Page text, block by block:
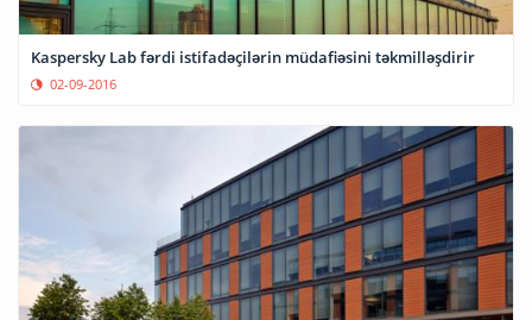
Kaspersky Lab fərdi istifadəçilərin müdafiəsini təkmilləşdirir
02-09-2016